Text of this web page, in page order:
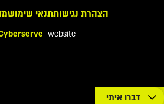
הצהרת נגישותתנאי שימוש
website
דברו איתי